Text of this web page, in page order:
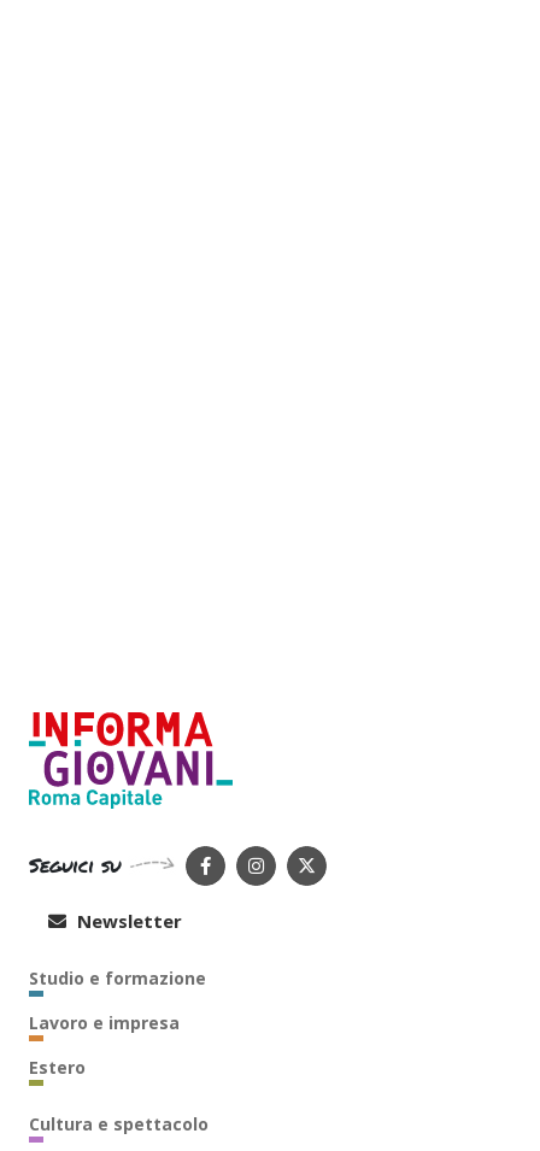
Seguici su
Newsletter
Studio e formazione
Lavoro e impresa
Estero
Cultura e spettacolo